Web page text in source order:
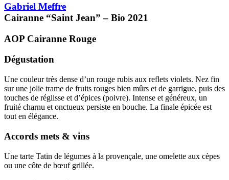
Gabriel Meffre
Cairanne “Saint Jean” – Bio 2021
AOP Cairanne Rouge
Dégustation
Une couleur très dense d’un rouge rubis aux reflets violets. Nez fin
sur une jolie trame de fruits rouges bien mûrs et de garrigue, puis des
touches de réglisse et d’épices (poivre). Intense et généreux, un
fruité charnu et onctueux persiste en bouche. La finale épicée est
tout en élégance.
Accords mets & vins
Une tarte Tatin de légumes à la provençale, une omelette aux cèpes
ou une côte de bœuf grillée.